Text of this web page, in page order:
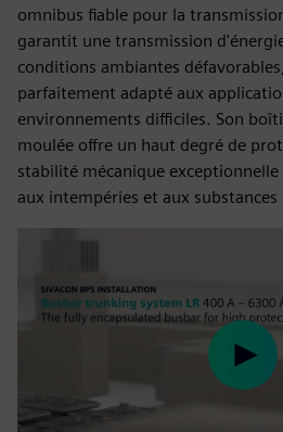
omnibus fiable pour la
garantit une transmission
conditions ambiantes
parfaitement adapté aux
environnements difficiles. Son
moulée offre un haut degré de
stabilité mécanique
aux intempéries et aux substances
Play